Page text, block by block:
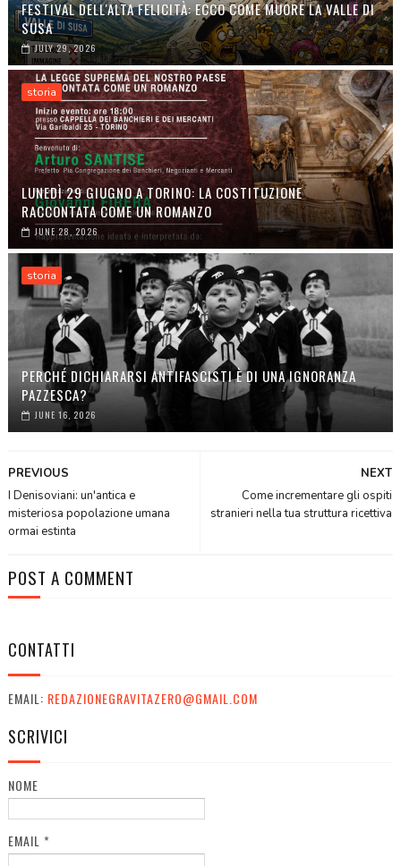
FESTIVAL DELL'ALTA FELICITÀ: ECCO COME MUORE LA VALLE DI
SUSA
JULY 29, 2026
storia
LUNEDÌ 29 GIUGNO A TORINO: LA COSTITUZIONE
RACCONTATA COME UN ROMANZO
JUNE 28, 2026
storia
PERCHÉ DICHIARARSI ANTIFASCISTI È DI UNA IGNORANZA
PAZZESCA?
JUNE 16, 2026
NEXT
Come incrementare gli ospiti
stranieri nella tua struttura ricettiva
PREVIOUS
I Denisoviani: un'antica e
misteriosa popolazione umana
ormai estinta
POST A COMMENT
CONTATTI
EMAIL: REDAZIONEGRAVITAZERO@GMAIL.COM
SCRIVICI
NOME
EMAIL *